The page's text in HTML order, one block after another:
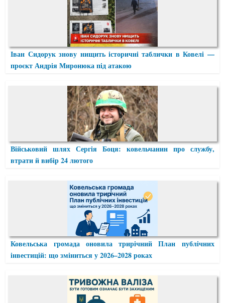
Іван Сидорук знову нищить історичні таблички в Ковелі —
проєкт Андрія Миронюка під атакою
Військовий шлях Сергія Боця: ковельчанин про службу,
втрати й вибір 24 лютого
Ковельська громада оновила трирічний План публічних
інвестицій: що зміниться у 2026–2028 роках